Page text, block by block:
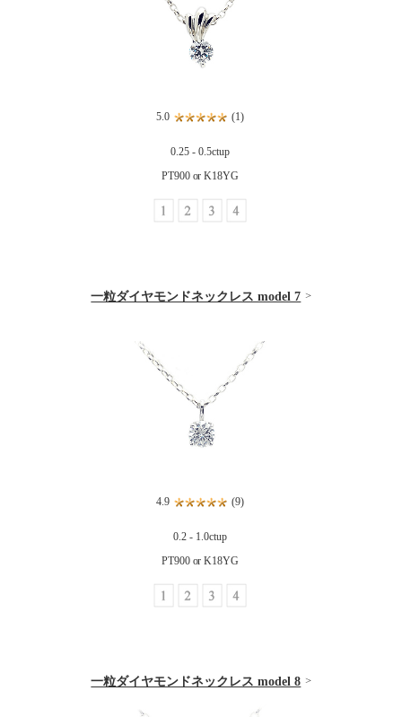
5.0 (1)
0.25 - 0.5ctup
PT900 or K18YG
一粒ダイヤモンドネックレス model 7
4.9 (9)
0.2 - 1.0ctup
PT900 or K18YG
一粒ダイヤモンドネックレス model 8